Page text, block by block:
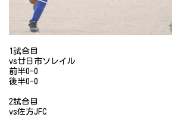
1試合目
vs廿日市ソレイル
前半0-0
後半0-0
2試合目
vs佐方JFC